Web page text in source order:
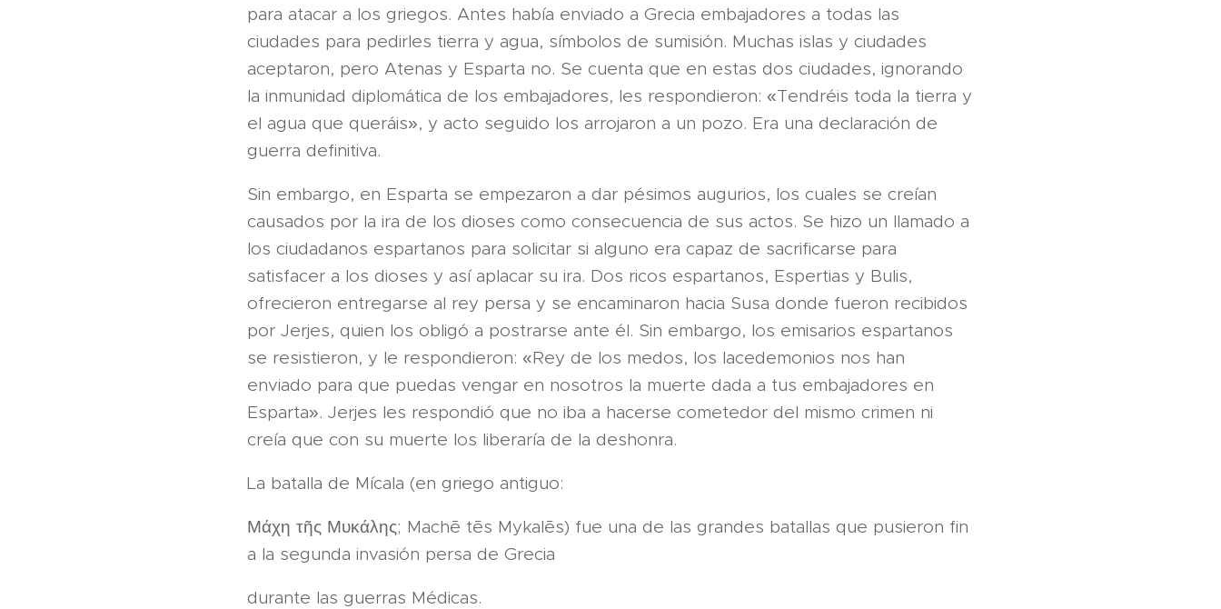
para atacar a los griegos. Antes había enviado a Grecia embajadores a todas las
ciudades para pedirles tierra y agua, símbolos de sumisión. Muchas islas y ciudades
aceptaron, pero Atenas y Esparta no. Se cuenta que en estas dos ciudades, ignorando
la inmunidad diplomática de los embajadores, les respondieron: «Tendréis toda la tierra y
el agua que queráis», y acto seguido los arrojaron a un pozo. Era una declaración de
guerra definitiva.
Sin embargo, en Esparta se empezaron a dar pésimos augurios, los cuales se creían
causados por la ira de los dioses como consecuencia de sus actos. Se hizo un llamado a
los ciudadanos espartanos para solicitar si alguno era capaz de sacrificarse para
satisfacer a los dioses y así aplacar su ira. Dos ricos espartanos, Espertias y Bulis,
ofrecieron entregarse al rey persa y se encaminaron hacia Susa donde fueron recibidos
por Jerjes, quien los obligó a postrarse ante él. Sin embargo, los emisarios espartanos
se resistieron, y le respondieron: «Rey de los medos, los lacedemonios nos han
enviado para que puedas vengar en nosotros la muerte dada a tus embajadores en
Esparta». Jerjes les respondió que no iba a hacerse cometedor del mismo crimen ni
creía que con su muerte los liberaría de la deshonra.
La batalla de Mícala (en griego antiguo:
Μάχη τῆς Μυκάλης; Machē tēs Mykalēs) fue una de las grandes batallas que pusieron fin
a la segunda invasión persa de Grecia
durante las guerras Médicas.